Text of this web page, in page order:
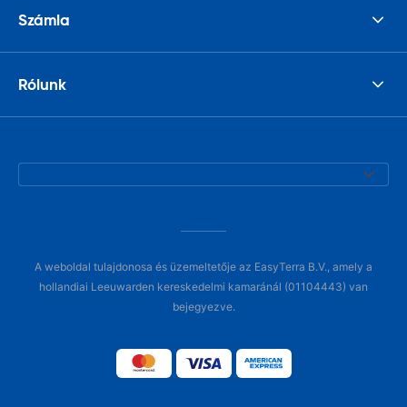
Számla
Rólunk
A weboldal tulajdonosa és üzemeltetője az EasyTerra B.V., amely a
hollandiai Leeuwarden kereskedelmi kamaránál (01104443) van
bejegyezve.